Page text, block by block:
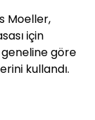
Moeller,
için
göre
kullandı.